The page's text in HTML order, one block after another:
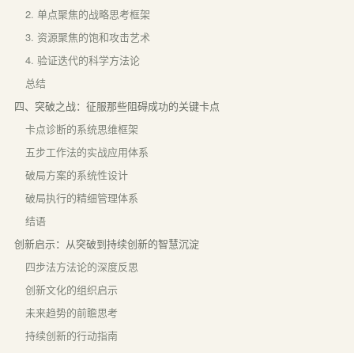
2. 单点聚焦的战略思考框架
3. 资源聚焦的饱和攻击艺术
4. 验证迭代的科学方法论
总结
四、突破之战：征服那些阻碍成功的关键卡点
卡点诊断的系统思维框架
五步工作法的实战应用体系
破局方案的系统性设计
破局执行的精细管理体系
结语
创新启示：从突破到持续创新的智慧沉淀
四步法方法论的深度反思
创新文化的组织启示
未来趋势的前瞻思考
持续创新的行动指南